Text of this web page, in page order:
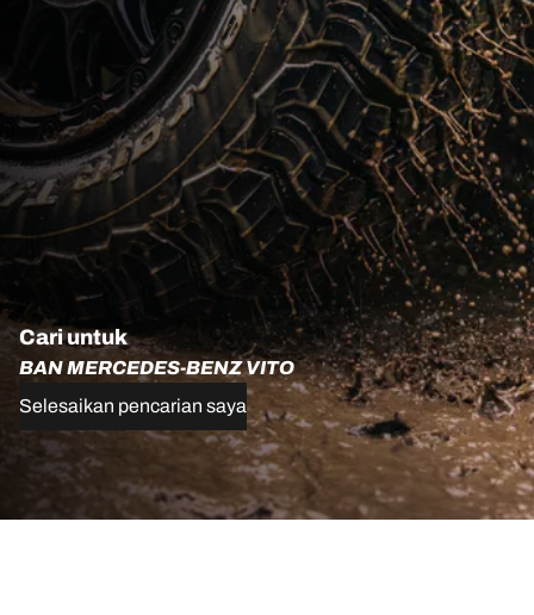
Cari untuk
BAN MERCEDES-BENZ VITO
Selesaikan pencarian saya